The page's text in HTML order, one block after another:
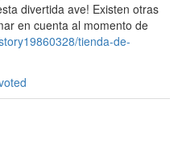
divertida ave! Existen otras
en cuenta al momento de
tienda-de-